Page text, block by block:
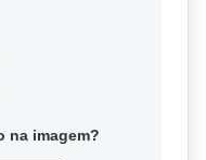
na imagem?